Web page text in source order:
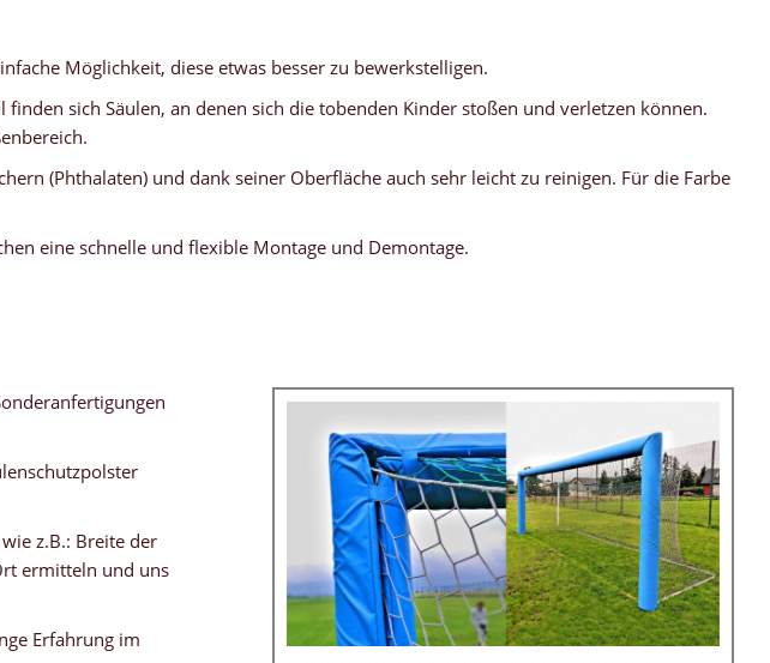
Möglichkeit, diese etwas besser zu bewerkstelligen.
sich Säulen, an denen sich die tobenden Kinder stoßen und verletzen können.
(Phthalaten) und dank seiner Oberfläche auch sehr leicht zu reinigen. Für die Farbe
eine schnelle und flexible Montage und Demontage.
z.B.: Breite der
ermitteln und uns
Erfahrung im